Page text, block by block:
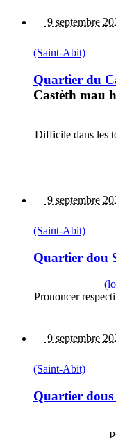
9 septembre
(Saint-Abit)
Quartier du
Castèth mau
Difficile dans les
9 septembre
(Saint-Abit)
Quartier dou
Prononcer
9 septembre
(Saint-Abit)
Quartier dous